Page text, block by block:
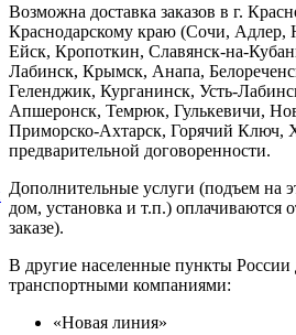
Возможна доставка заказов в г.
Краснодарскому краю (Сочи, Адлер,
Ейск, Кропоткин, Славянск-на-
Лабинск, Крымск, Анапа,
Геленджик, Курганинск, Усть-
Апшеронск, Темрюк, Гулькевичи,
Приморско-Ахтарск, Горячий Ключ,
предварительной договоренности.
Дополнительные услуги (подъем на
дом, установка и т.п.) оплачиваются
заказе).
В другие населенные пункты России
транспортными компаниями:
«Новая линия»